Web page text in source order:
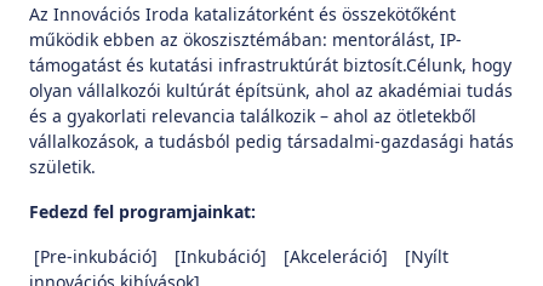
Az Innovációs Iroda katalizátorként és összekötőként
működik ebben az ökoszisztémában: mentorálást, IP-
támogatást és kutatási infrastruktúrát biztosít.Célunk, hogy
olyan vállalkozói kultúrát építsünk, ahol az akadémiai tudás
és a gyakorlati relevancia találkozik – ahol az ötletekből
vállalkozások, a tudásból pedig társadalmi-gazdasági hatás
születik.
Fedezd fel programjainkat:
[Pre-inkubáció] [Inkubáció] [Akceleráció] [Nyílt
innovációs kihívások]